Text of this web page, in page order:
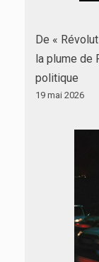
De «
la plume de
politique
19 mai 2026